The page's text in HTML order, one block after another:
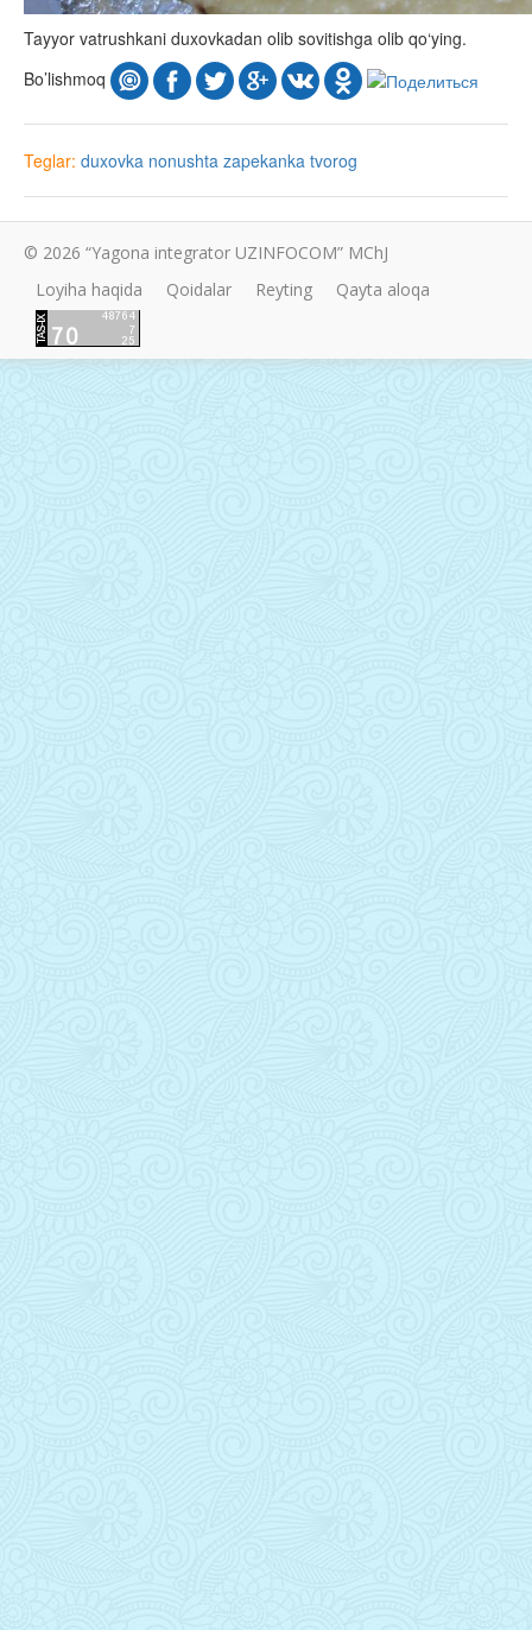
Tayyor vatrushkani duxovkadan olib sovitishga olib qo‘ying.
Bo’lishmoq
Teglar: duxovka nonushta zapekanka tvorog
© 2026 “Yagona integrator UZINFOCOM” MChJ
Loyiha haqida
Qoidalar Reyting Qayta aloqa